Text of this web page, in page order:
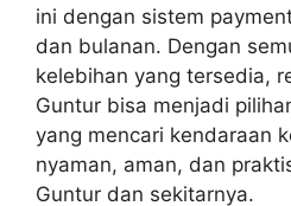
ini dengan sistem
dan bulanan. Dengan
kelebihan yang tersedia,
Guntur bisa menjadi
yang mencari kendaraan
nyaman, aman, dan
Guntur dan sekitarnya.